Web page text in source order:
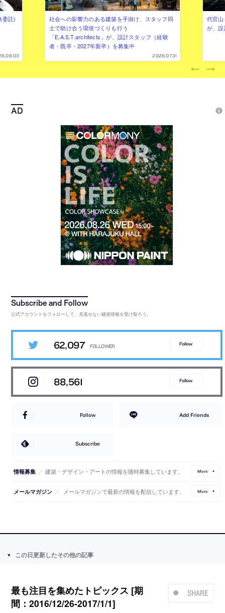
委託)
社会への影響力のある建築を手掛け、スタッフ同
士で助け合う環境づくりも行う
「E.A.S.T.architects」が、設計スタッフ（経験
者・既卒・2027年新卒）を募集中
2026.07.31
代官
が、
公式アカウントをフォローして、見逃せない建築情報を受け取ろう。
62,097 Follow
88,561 Follow
Follow Add Friends
Subscribe
情報募集 ／ 建築・デザイン・アートの情報を随時募集しています。 More
メールマガジン ／ メールマガジンで最新の情報を配信しています。 More
この日更新したその他の記事
SHARE
最も注目を集めたトピックス [期
間：2016/12/26-2017/1/1]